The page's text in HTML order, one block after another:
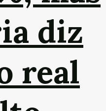
diz
real